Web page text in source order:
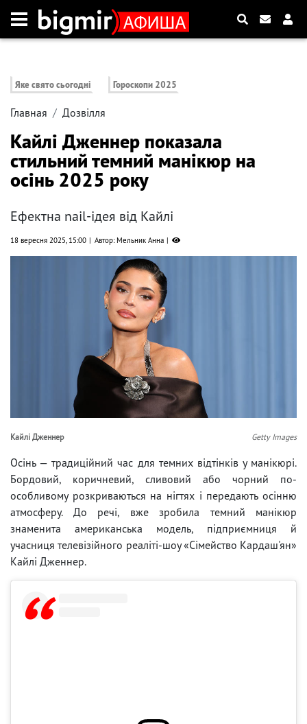
Яке свято сьогодні Гороскопи 2025
Главная Дозвілля
Кайлі Дженнер показала
стильний темний манікюр на
осінь 2025 року
Ефектна nail-ідея від Кайлі
18 вересня 2025, 15:00 Автор: Мельник Анна
Кайлі Дженнер Getty Images
Осінь — традиційний час для темних відтінків у манікюрі.
Бордовий, коричневий, сливовий або чорний по-
особливому розкриваються на нігтях і передають осінню
атмосферу. До речі, вже зробила темний манікюр
знаменита американська модель, підприємниця й
учасниця телевізійного реаліті-шоу «Сімейство Кардаш'ян»
Кайлі Дженнер.